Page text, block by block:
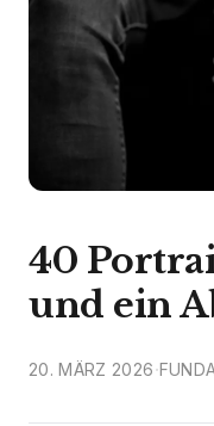
40
und ein
20. MÄRZ 2026·